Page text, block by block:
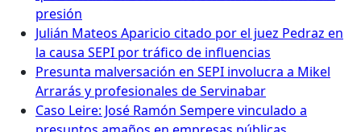
presión
Julián Mateos Aparicio citado por el juez Pedraz en
la causa SEPI por tráfico de influencias
Presunta malversación en SEPI involucra a Mikel
Arrarás y profesionales de Servinabar
Caso Leire: José Ramón Sempere vinculado a